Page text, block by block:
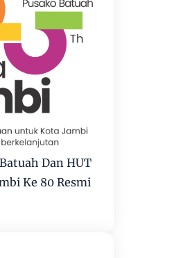
Dan HUT
Ke 80 Resmi